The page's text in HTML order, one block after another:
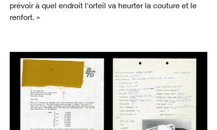
prévoir à quel endroit l'orteil va heurter la couture et le
renfort. »